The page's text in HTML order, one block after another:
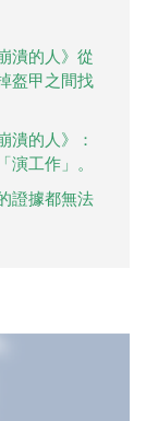
潰的人》從
盔甲之間找
潰的人》：
演工作」。
證據都無法